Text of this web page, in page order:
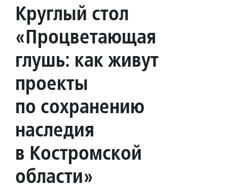
Круглый стол
«Процветающая
глушь: как живут
проекты
по сохранению
наследия
в Костромской
области»